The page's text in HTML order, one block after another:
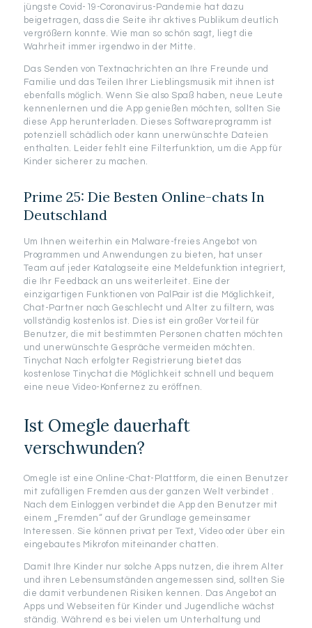
jüngste Covid-19-Coronavirus-Pandemie hat dazu
beigetragen, dass die Seite ihr aktives Publikum deutlich
vergrößern konnte. Wie man so schön sagt, liegt die
Wahrheit immer irgendwo in der Mitte.
Das Senden von Textnachrichten an Ihre Freunde und
Familie und das Teilen Ihrer Lieblingsmusik mit ihnen ist
ebenfalls möglich. Wenn Sie also Spaß haben, neue Leute
kennenlernen und die App genießen möchten, sollten Sie
diese App herunterladen. Dieses Softwareprogramm ist
potenziell schädlich oder kann unerwünschte Dateien
enthalten. Leider fehlt eine Filterfunktion, um die App für
Kinder sicherer zu machen.
Prime 25: Die Besten Online-chats In
Deutschland
Um Ihnen weiterhin ein Malware-freies Angebot von
Programmen und Anwendungen zu bieten, hat unser
Team auf jeder Katalogseite eine Meldefunktion integriert,
die Ihr Feedback an uns weiterleitet. Eine der
einzigartigen Funktionen von PalPair ist die Möglichkeit,
Chat-Partner nach Geschlecht und Alter zu filtern, was
vollständig kostenlos ist. Dies ist ein großer Vorteil für
Benutzer, die mit bestimmten Personen chatten möchten
und unerwünschte Gespräche vermeiden möchten.
Tinychat Nach erfolgter Registrierung bietet das
kostenlose Tinychat die Möglichkeit schnell und bequem
eine neue Video-Konfernez zu eröffnen.
Ist Omegle dauerhaft
verschwunden?
Omegle ist eine Online-Chat-Plattform, die einen Benutzer
mit zufälligen Fremden aus der ganzen Welt verbindet .
Nach dem Einloggen verbindet die App den Benutzer mit
einem „Fremden“ auf der Grundlage gemeinsamer
Interessen. Sie können privat per Text, Video oder über ein
eingebautes Mikrofon miteinander chatten.
Damit Ihre Kinder nur solche Apps nutzen, die ihrem Alter
und ihren Lebensumständen angemessen sind, sollten Sie
die damit verbundenen Risiken kennen. Das Angebot an
Apps und Webseiten für Kinder und Jugendliche wächst
ständig. Während es bei vielen um Unterhaltung und